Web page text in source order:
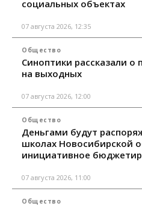
социальных объектах
07 августа 2026, 12:35
Общество
Синоптики рассказали о
на выходных
07 августа 2026, 12:00
Общество
Деньгами будут
школах Новосибирской
инициативное
07 августа 2026, 11:00
Общество